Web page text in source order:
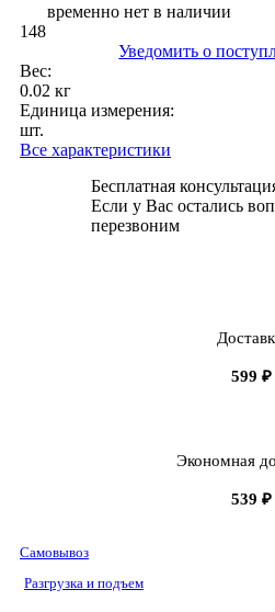
временно нет в наличии
148
Уведомить о
Вес:
0.02 кг
Единица измерения:
шт.
Все характеристики
Бесплатная
Если у Вас остались
перезвоним
599 ₽
Экономная
539 ₽
Самовывоз
Разгрузка и подъем